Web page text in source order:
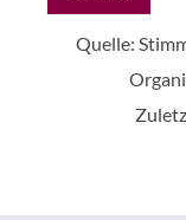
Quelle: